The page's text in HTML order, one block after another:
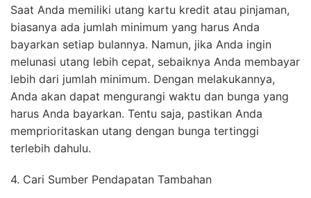
Saat Anda memiliki utang kartu kredit atau pinjaman,
biasanya ada jumlah minimum yang harus Anda
bayarkan setiap bulannya. Namun, jika Anda ingin
melunasi utang lebih cepat, sebaiknya Anda membayar
lebih dari jumlah minimum. Dengan melakukannya,
Anda akan dapat mengurangi waktu dan bunga yang
harus Anda bayarkan. Tentu saja, pastikan Anda
memprioritaskan utang dengan bunga tertinggi
terlebih dahulu.
4. Cari Sumber Pendapatan Tambahan